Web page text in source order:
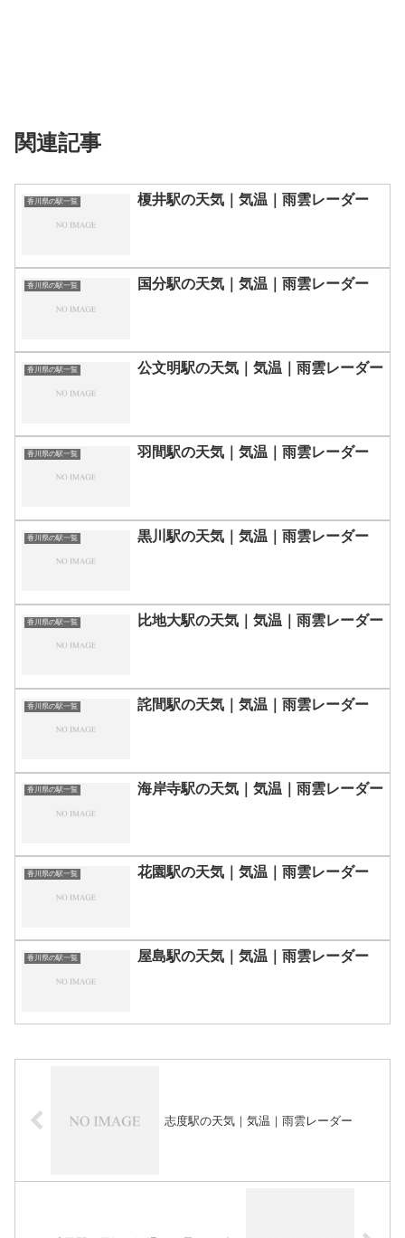
関連記事
香川県の駅一覧 榎井駅の天気｜気温｜雨雲レーダー
香川県の駅一覧 国分駅の天気｜気温｜雨雲レーダー
香川県の駅一覧 公文明駅の天気｜気温｜雨雲レーダー
香川県の駅一覧 羽間駅の天気｜気温｜雨雲レーダー
香川県の駅一覧 黒川駅の天気｜気温｜雨雲レーダー
香川県の駅一覧 比地大駅の天気｜気温｜雨雲レーダー
香川県の駅一覧 詫間駅の天気｜気温｜雨雲レーダー
香川県の駅一覧 海岸寺駅の天気｜気温｜雨雲レーダー
香川県の駅一覧 花園駅の天気｜気温｜雨雲レーダー
香川県の駅一覧 屋島駅の天気｜気温｜雨雲レーダー
志度駅の天気｜気温｜雨雲レーダー